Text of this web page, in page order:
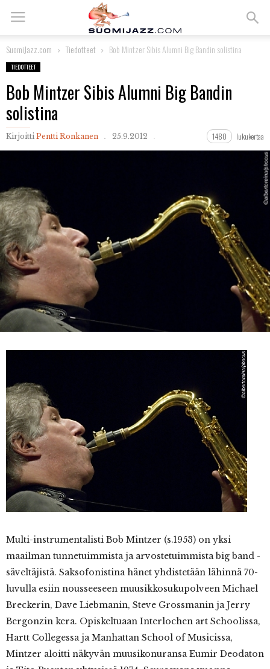
SuomiJazz.com Tiedotteet Bob Mintzer Sibis Alumni Big Bandin solistina
TIEDOTTEET
Bob Mintzer Sibis Alumni Big Bandin
solistina
Kirjoitti Pentti Ronkanen 25.9.2012 1480 lukukertaa
Multi-instrumentalisti Bob Mintzer (s.1953) on yksi
maailman tunnetuimmista ja arvostetuimmista big band -
säveltäjistä. Saksofonistina hänet yhdistetään lähinnä 70-
luvulla esiin nousseeseen muusikkosukupolveen Michael
Breckerin, Dave Liebmanin, Steve Grossmanin ja Jerry
Bergonzin kera. Opiskeltuaan Interlochen art Schoolissa,
Hartt Collegessa ja Manhattan School of Musicissa,
Mintzer aloitti näkyvän muusikonuransa Eumir Deodaton